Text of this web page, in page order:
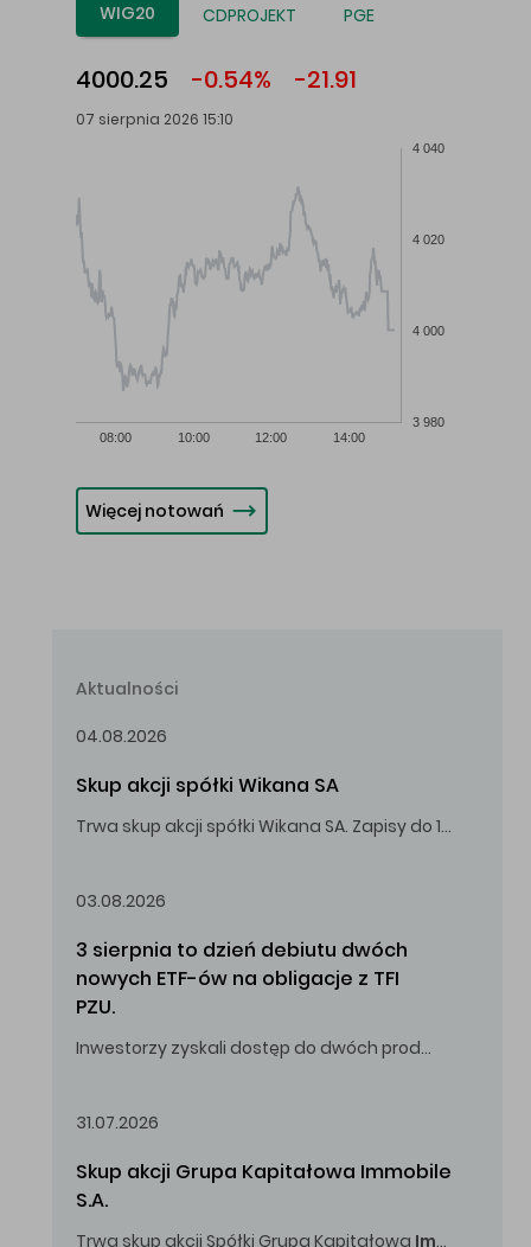
WIG20 CDPROJEKT PGE
4000.25 -0.54% -21.91
07 sierpnia 2026 15:10
08:00 10:00 12:00 14:00
3 980
4 000
4 020
4 040
Więcej notowań
Aktualności
04.08.2026
Skup akcji spółki Wikana SA
Trwa skup akcji spółki Wikana SA. Zapisy do 14.08.2026 r. do godz. 16.00.
03.08.2026
3 sierpnia to dzień debiutu dwóch
nowych ETF-ów na obligacje z TFI
PZU.
Inwestorzy zyskali dostęp do dwóch produktów umożliwiających inwestowanie w obligacje skarbowe.
31.07.2026
Skup akcji Grupa Kapitałowa Immobile
S.A.
Trwa skup akcji Spółki Grupa Kapitałowa Immobile